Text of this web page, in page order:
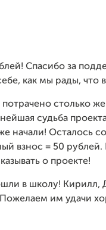
Спасибо за
как мы рады, что
столько
судьба
начали! Осталось
взнос = 50 рублей.
о проекте!
в школу! Кирилл,
Пожелаем им удачи